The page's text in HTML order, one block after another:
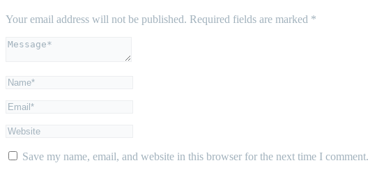
Your email address will not be published. Required fields are marked *
Save my name, email, and website in this browser for the next time I comment.